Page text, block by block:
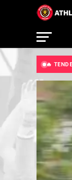
🔥
🔥 Bilbao